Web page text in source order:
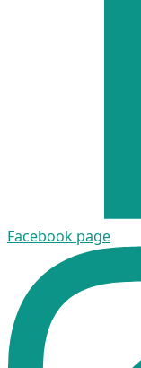
Facebook page